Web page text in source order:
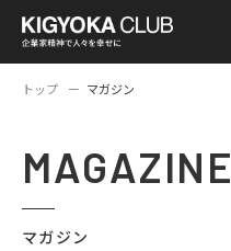
トップ マガジン
MAGAZINE
マガジン